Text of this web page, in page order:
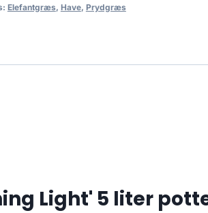
Elefantgræs, Have, Prydgræs
Light' 5 liter